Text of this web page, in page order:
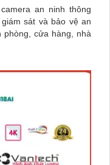
an ninh thông
sát và bảo vệ an
cửa hàng, nhà